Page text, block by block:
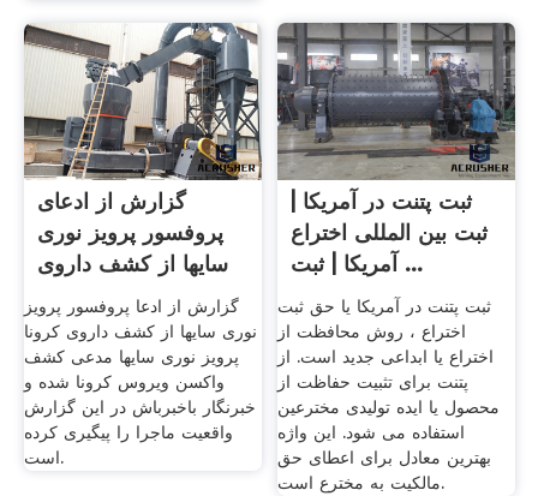
گزارش از ادعای
پروفسور پرویز نوری
سایها از کشف داروی
کرونا ...
گزارش از ادعا پروفسور پرویز
نوری سایها از کشف داروی کرونا
پرویز نوری سایها مدعی کشف
واکسن ویروس کرونا شده و
خبرنگار باخبرباش در این گزارش
واقعیت ماجرا را پیگیری کرده
است.
ثبت پتنت در آمریکا |
ثبت بین المللی اختراع
آمریکا | ثبت ...
ثبت پتنت در آمریکا یا حق ثبت
اختراع ، روش محافظت از
اختراع یا ابداعی جدید است. از
پتنت برای تثبیت حفاظت از
محصول یا ایده تولیدی مخترعین
استفاده می شود. این واژه
بهترین معادل برای اعطای حق
مالکیت به مخترع است.